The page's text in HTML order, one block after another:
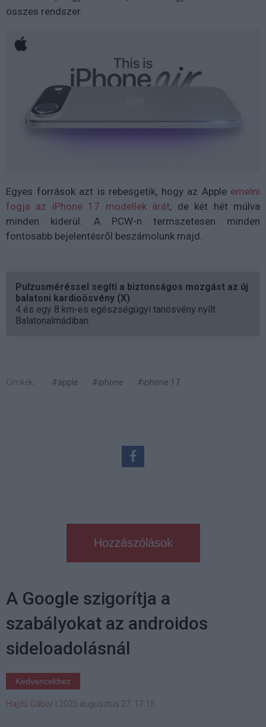
összes rendszer.
Egyes források azt is rebesgetik, hogy az Apple emelni
fogja az iPhone 17 modellek árát, de két hét múlva
minden kiderül. A PCW-n termszetesen minden
fontosabb bejelentésről beszámolunk majd.
Pulzusméréssel segíti a biztonságos mozgást az új
balatoni kardioösvény (X)
4 és egy 8 km-es egészségügyi tanösvény nyílt
Balatonalmádiban.
Címkék: #apple #iphone #iphone 17
Hozzászólások
A Google szigorítja a
szabályokat az androidos
sideloadolásnál
Kedvencekhez
Hajdú Gábor | 2025 augusztus 27. 17:15